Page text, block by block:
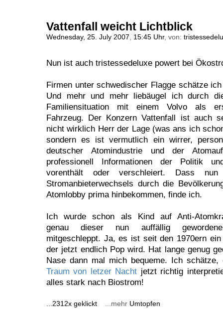
Vattenfall weicht Lichtblick
Wednesday, 25. July 2007, 15:45 Uhr, von:
Nun ist auch tristessedeluxe powert bei
Firmen unter schwedischer Flagge schätze
Und mehr und mehr liebäugel ich durch
Familiensituation mit einem Volvo als
Fahrzeug. Der Konzern Vattenfall ist auch
nicht wirklich Herr der Lage (was ans ich
sondern es ist vermutlich ein wirrer,
deutscher Atomindustrie und der
professionell Informationen der Politik
vorenthält oder verschleiert. Dass
Stromanbieterwechsels durch die
Atomlobby prima hinbekommen, finde ich.
Ich wurde schon als Kind auf Anti-
genau dieser nun auffällig
mitgeschleppt. Ja, es ist seit den 1970ern ein
der jetzt endlich Pop wird. Hat lange genug
Nase dann mal mich bequeme. Ich
Traum von letzer Nacht jetzt richtig
alles stark nach Biostrom!
...2312x geklickt ...mehr Umtopfen